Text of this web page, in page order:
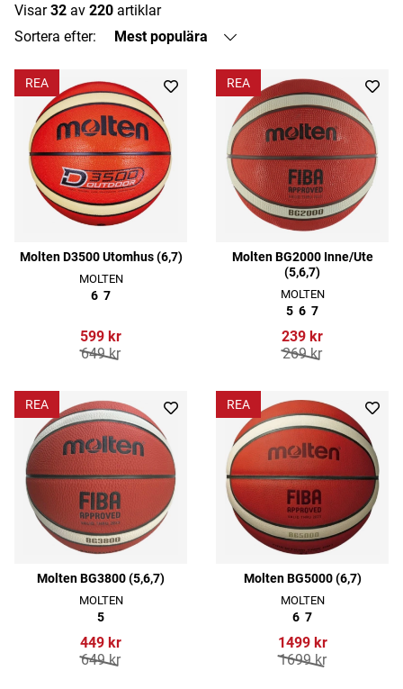
Visar32 av 220 artiklar
Sortera efter:
Mest populära
REA
Molten D3500 Utomhus (6,7)
MOLTEN
6 7
599 kr
649 kr
REA
Molten BG2000 Inne/Ute
(5,6,7)
MOLTEN
5 6 7
239 kr
269 kr
REA
Molten BG3800 (5,6,7)
MOLTEN
5
449 kr
649 kr
REA
Molten BG5000 (6,7)
MOLTEN
6 7
1499 kr
1699 kr